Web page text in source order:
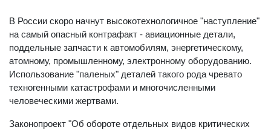
В России скоро начнут высокотехнологичное "наступление"
на самый опасный контрафакт - авиационные детали,
поддельные запчасти к автомобилям, энергетическому,
атомному, промышленному, электронному оборудованию.
Использование "паленых" деталей такого рода чревато
техногенными катастрофами и многочисленными
человеческими жертвами.
Законопроект "Об обороте отдельных видов критических